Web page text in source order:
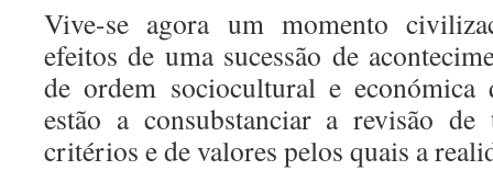
Vive-se agora um momento
efeitos de uma sucessão de
de ordem sociocultural e
estão a consubstanciar a revisão
critérios e de valores pelos quais a